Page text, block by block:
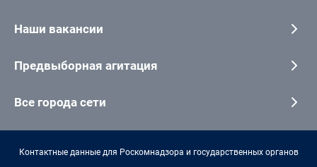
Наши вакансии
Предвыборная агитация
Все города сети
Контактные данные для Роскомнадзора и государственных органов